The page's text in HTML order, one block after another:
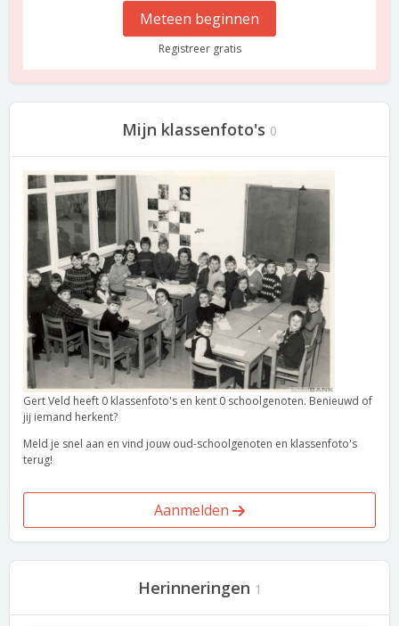
Meteen beginnen
Registreer gratis
Mijn klassenfoto's 0
Gert Veld heeft 0 klassenfoto's en kent 0 schoolgenoten. Benieuwd of
jij iemand herkent?
Meld je snel aan en vind jouw oud-schoolgenoten en klassenfoto's
terug!
Aanmelden
Herinneringen 1